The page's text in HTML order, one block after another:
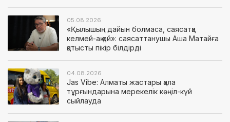
05.08.2026
«Қылышың дайын болмаса, саясатқа
келмей-ақ қой»: саясаттанушы Аша Матайға
қатысты пікір білдірді
04.08.2026
Jas Vibe: Алматы жастары қала
тұрғындарына мерекелік көңіл-күй
сыйлауда